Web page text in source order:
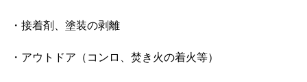
・接着剤、塗装の剥離
・アウトドア（コンロ、焚き火の着火等）